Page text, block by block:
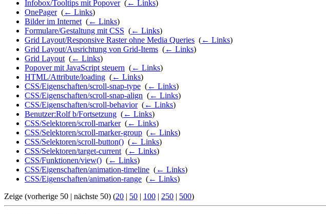
Infobox/Tooltips mit Popover‎ (← Links)
OnePager‎ (← Links)
Bilder im Internet (← Links)
Formulare/Gestaltung mit CSS (← Links)
Grid Layout/Responsive Raster ohne Media Queries (← Links)
Grid Layout/Ausrichtung von Grid-Items (← Links)
Grid Layout (← Links)
Popover mit JavaScript steuern (← Links)
HTML/Attribute/loading (← Links)
CSS/Eigenschaften/scroll-snap-type (← Links)
CSS/Eigenschaften/scroll-snap-align (← Links)
CSS/Eigenschaften/scroll-behavior‎ (← Links)
Benutzer:Rolf b/Fortsetzung (← Links)
CSS/Selektoren/scroll-marker‎ (← Links)
CSS/Selektoren/scroll-marker-group (← Links)
CSS/Selektoren/scroll-button() (← Links)
CSS/Selektoren/target-current (← Links)
CSS/Funktionen/view() (← Links)
CSS/Eigenschaften/animation-timeline (← Links)
CSS/Eigenschaften/animation-range (← Links)
Zeige (vorherige 50 | nächste 50) (20 | 50 | 100 | 250 | 500)